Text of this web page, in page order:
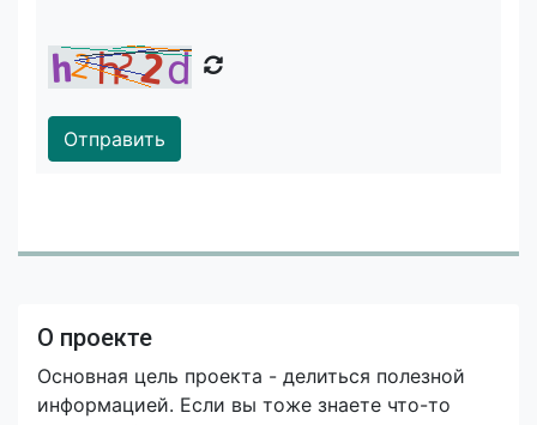
Отправить
О проекте
Основная цель проекта - делиться полезной
информацией. Если вы тоже знаете что-то